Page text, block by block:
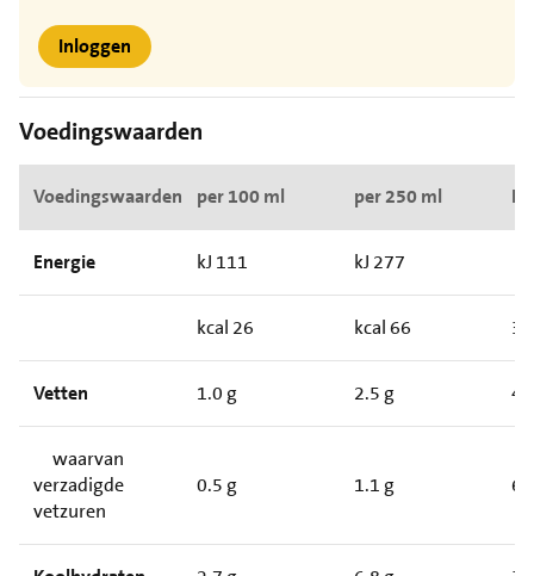
Inloggen
Voedingswaarden
Voedingswaarden per 100 ml per 250 ml RI*
Energie kJ 111 kJ 277
kcal 26 kcal 66
Vetten 1.0 g 2.5 g
waarvan
verzadigde
vetzuren
0.5 g 1.1 g